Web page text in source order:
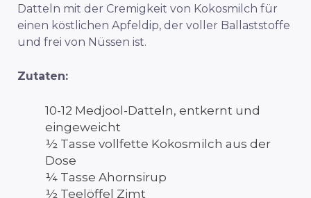
Datteln mit der Cremigkeit von Kokosmilch für
einen köstlichen Apfeldip, der voller Ballaststoffe
und frei von Nüssen ist.
Zutaten:
10-12 Medjool-Datteln, entkernt und
eingeweicht
½ Tasse vollfette Kokosmilch aus der
Dose
¼ Tasse Ahornsirup
½ Teelöffel Zimt